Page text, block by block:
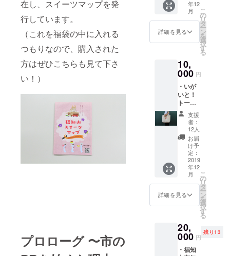
在し、スイーツマップを発
行しています。
（これを福袋の中に入れる
つもりなので、購入された
方はぜひこちらも見て下さ
い！）
プロローグ 〜市の
年12
月
詳細を見る
こ
の
リ
タ
ー
ン
を
選
択
す
る
10,
000 円
・いが
いと！
トート
バッグ
・生徒
たちか
らの手
支援
者：
12人
お届
け予
定：
2019
年12
月
詳細を見る
こ
の
リ
タ
ー
ン
を
選
択
す
る
20,
000 円
残り13
・福知